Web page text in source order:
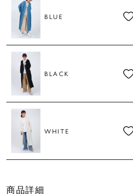
BLUE
BLACK
WHITE
商品詳細